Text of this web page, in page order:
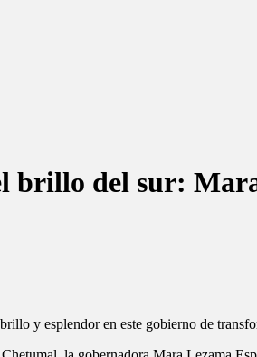
brillo del sur:
y esplendor en este gobierno de